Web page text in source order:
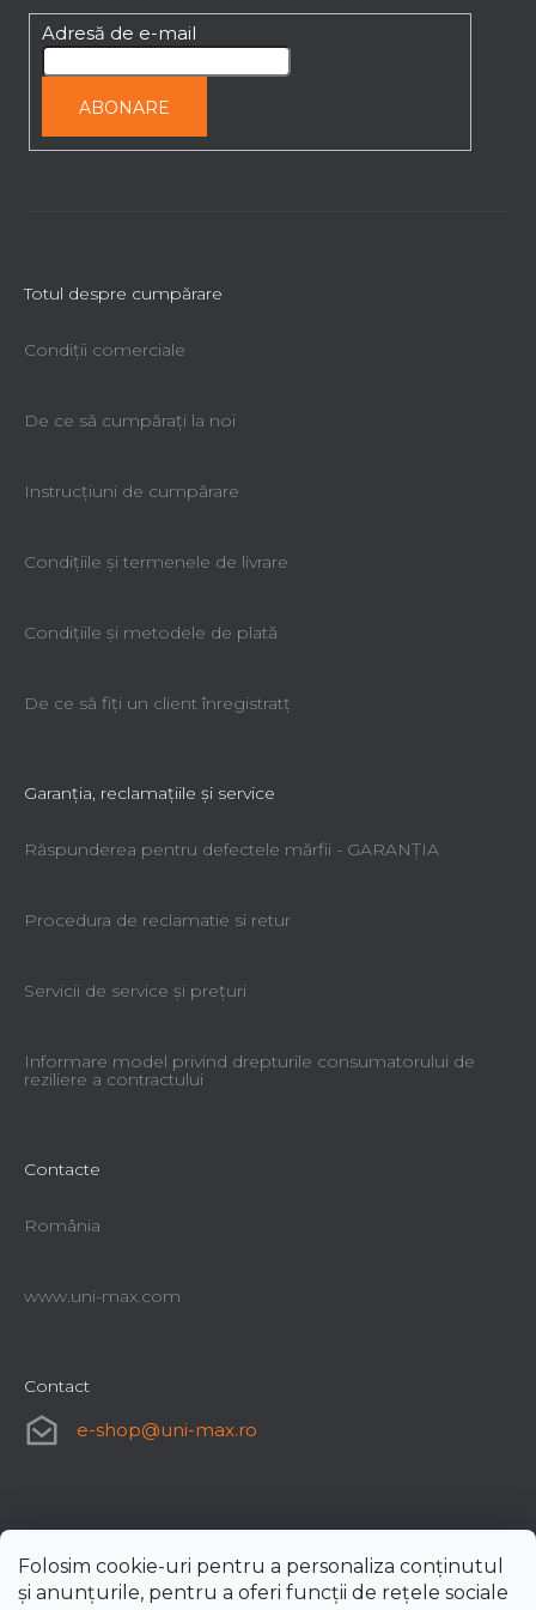
Folosim cookie-uri pentru a personaliza conținutul
și anunțurile, pentru a oferi funcții de rețele sociale
Adresă de e-mail
ABONARE
Totul despre cumpărare
Condiții comerciale
De ce să cumpăraţi la noi
Instrucțiuni de cumpărare
Condiţiile şi termenele de livrare
Condiţiile şi metodele de plată
De ce să fiţi un client înregistratţ
Garanţia, reclamaţiile şi service
Răspunderea pentru defectele mărfii - GARANŢIA
Procedura de reclamatie si retur
Servicii de service şi preţuri
Informare model privind drepturile consumatorului de
reziliere a contractului
Contacte
România
www.uni-max.com
Contact
e-shop@uni-max.ro